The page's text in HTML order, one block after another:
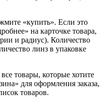
«купить». Если это
на карточке товара,
и радиус). Количество
линз в упаковке
товары, которые хотите
для оформления заказа,
товаров.